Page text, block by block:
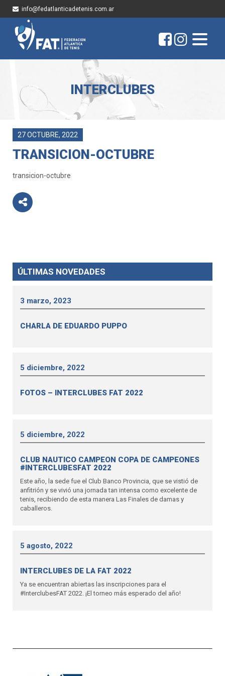
info@fedatlanticadetenis.com.ar
INTERCLUBES
27 OCTUBRE, 2022
TRANSICION-OCTUBRE
transicion-octubre
ÚLTIMAS NOVEDADES
3 marzo, 2023
CHARLA DE EDUARDO PUPPO
5 diciembre, 2022
FOTOS – INTERCLUBES FAT 2022
5 diciembre, 2022
CLUB NAUTICO CAMPEON COPA DE CAMPEONES
#INTERCLUBESFAT 2022
Este año, la sede fue el Club Banco Provincia, que se vistió de
anfitrión y se vivió una jornada tan intensa como excelente de
tenis, recibiendo de esta manera Las Finales de damas y
caballeros.
5 agosto, 2022
INTERCLUBES DE LA FAT 2022
Ya se encuentran abiertas las inscripciones para el
#InterclubesFAT 2022. ¡El torneo más esperado del año!